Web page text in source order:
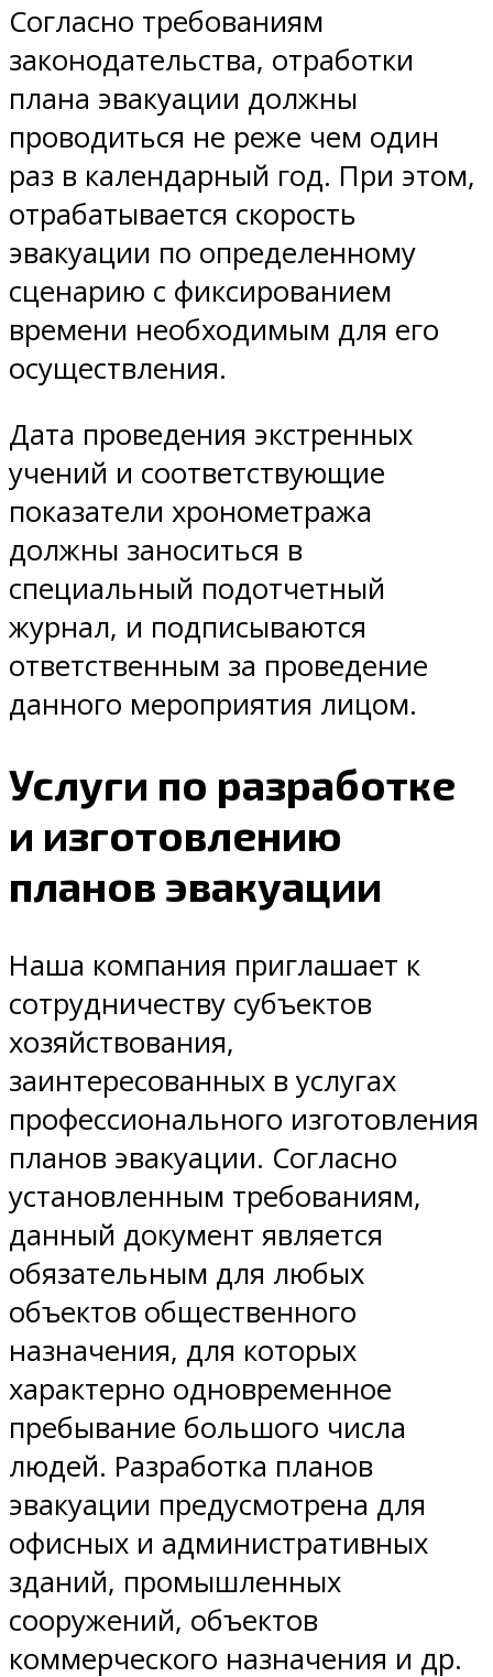
Согласно требованиям
законодательства, отработки
плана эвакуации должны
проводиться не реже чем один
раз в календарный год. При этом,
отрабатывается скорость
эвакуации по определенному
сценарию с фиксированием
времени необходимым для его
осуществления.
Дата проведения экстренных
учений и соответствующие
показатели хронометража
должны заноситься в
специальный подотчетный
журнал, и подписываются
ответственным за проведение
данного мероприятия лицом.
Услуги по разработке
и изготовлению
планов эвакуации
Наша компания приглашает к
сотрудничеству субъектов
хозяйствования,
заинтересованных в услугах
профессионального изготовления
планов эвакуации. Согласно
установленным требованиям,
данный документ является
обязательным для любых
объектов общественного
назначения, для которых
характерно одновременное
пребывание большого числа
людей. Разработка планов
эвакуации предусмотрена для
офисных и административных
зданий, промышленных
сооружений, объектов
коммерческого назначения и др.